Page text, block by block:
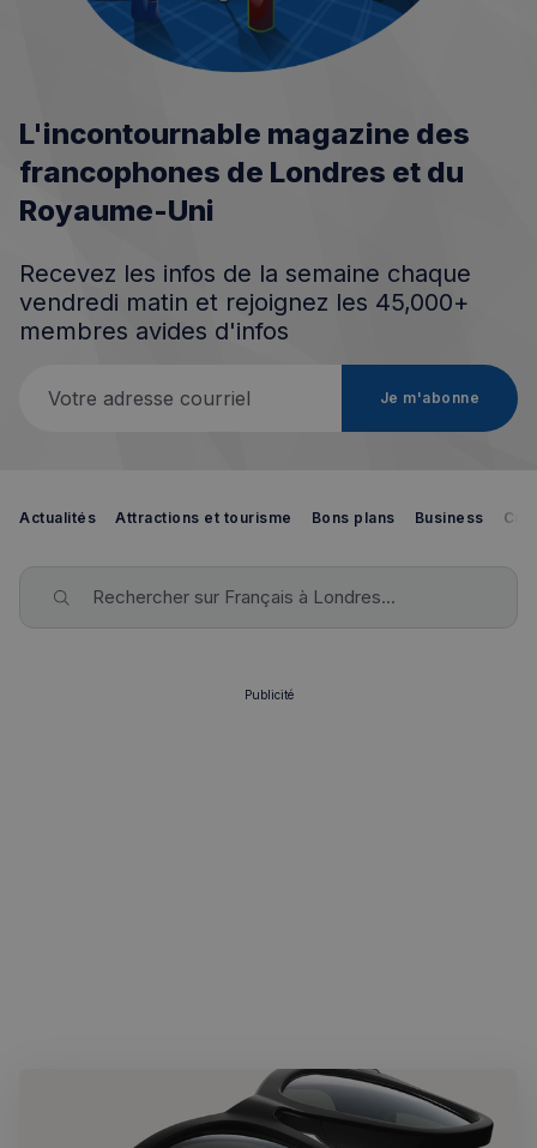
L'incontournable magazine des
francophones de Londres et du
Royaume-Uni
Recevez les infos de la semaine chaque
vendredi matin et rejoignez les 45,000+
membres avides d'infos
Je m'abonne
Actualités Attractions et tourisme Bons plans Business
Rechercher sur Français à Londres...
Publicité